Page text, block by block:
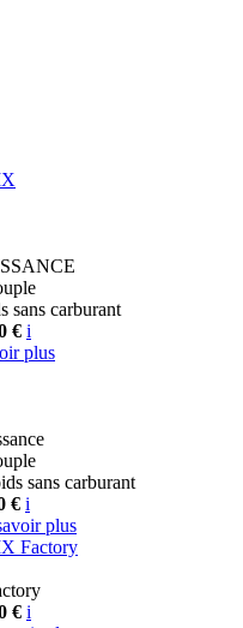
sans carburant
€ i
plus
sans carburant
€ i
plus
Factory
€ i